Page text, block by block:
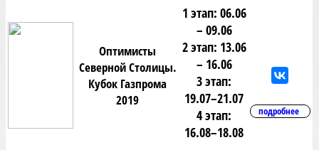
Оптимисты
Северной Столицы.
Кубок Газпрома
2019
1 этап: 06.06
– 09.06
2 этап: 13.06
– 16.06
3 этап:
19.07–21.07
4 этап:
16.08–18.08
подробнее